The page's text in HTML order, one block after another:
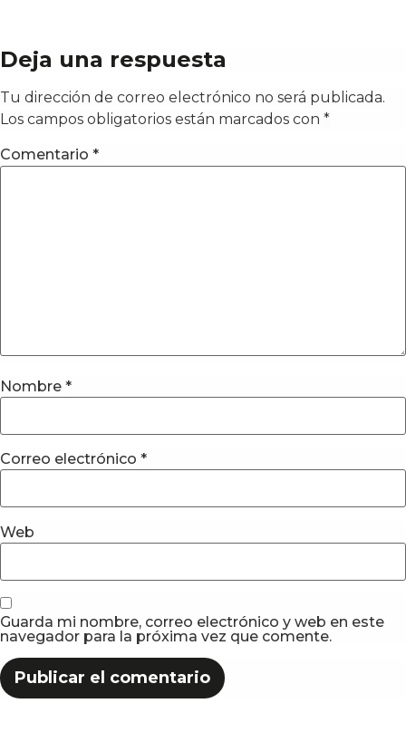
Deja una respuesta
Tu dirección de correo electrónico no será publicada.
Los campos obligatorios están marcados con *
Comentario *
Nombre *
Correo electrónico *
Web
Guarda mi nombre, correo electrónico y web en este
navegador para la próxima vez que comente.